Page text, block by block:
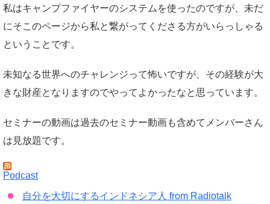
私はキャンプファイヤーのシステムを使ったのですが、未だ
にそこのページから私と繋がってくださる方がいらっしゃる
ということです。
未知なる世界へのチャレンジって怖いですが、その経験が大
きな財産となりますのでやってよかったなと思っています。
セミナーの動画は過去のセミナー動画も含めてメンバーさん
は見放題です。
Podcast
自分を大切にするインドネシア人 from Radiotalk